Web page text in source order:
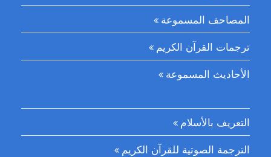
المصاحف المسموعة
ترجمات القرآن الكريم
الأحاديث المسموعة
التعريف بالأسلام
الترجمة الصوتية للقرآن الكريم